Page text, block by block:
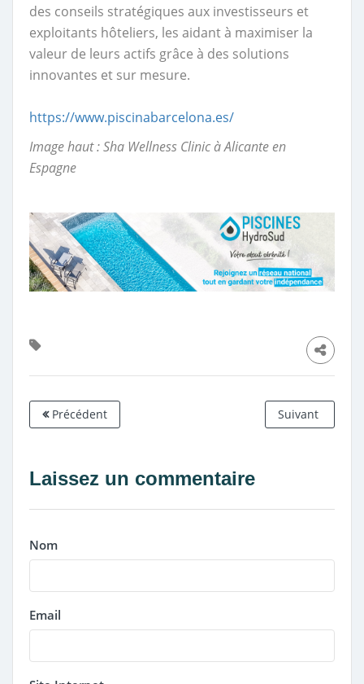
des conseils stratégiques aux investisseurs et
exploitants hôteliers, les aidant à maximiser la
valeur de leurs actifs grâce à des solutions
innovantes et sur mesure.
https://www.piscinabarcelona.es/
Image haut : Sha Wellness Clinic à Alicante en
Espagne
Précédent Suivant
Laissez un commentaire
Nom
Email